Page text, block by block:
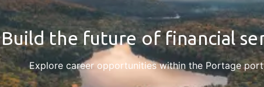
Build the future of financial
Explore career opportunities within the Portage